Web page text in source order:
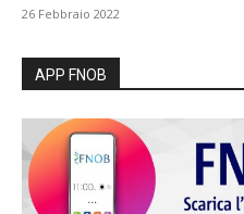
26 Febbraio 2022
APP FNOB